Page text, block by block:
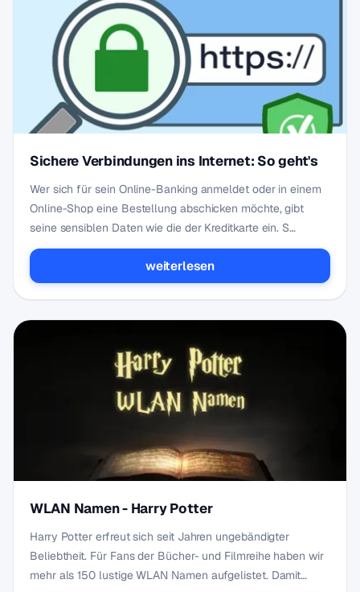
Sichere Verbindungen ins Internet: So geht's
Wer sich für sein Online-Banking anmeldet oder in einem
Online-Shop eine Bestellung abschicken möchte, gibt
seine sensiblen Daten wie die der Kreditkarte ein. S…
weiterlesen
WLAN Namen - Harry Potter
Harry Potter erfreut sich seit Jahren ungebändigter
Beliebtheit. Für Fans der Bücher- und Filmreihe haben wir
mehr als 150 lustige WLAN Namen aufgelistet. Damit…